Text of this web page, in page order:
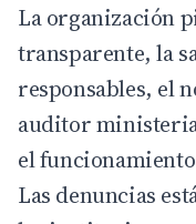
La organización
transparente, la
responsables, el
auditor
el
Las denuncias